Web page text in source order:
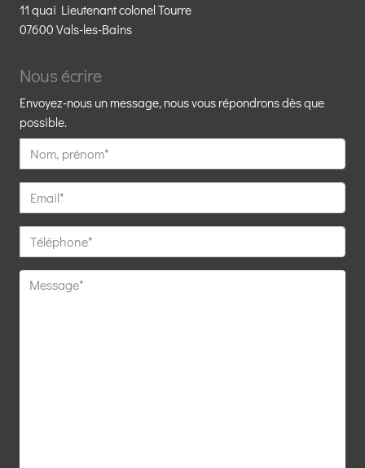
11 quai Lieutenant colonel Tourre
07600 Vals-les-Bains
Nous écrire
Envoyez-nous un message, nous vous répondrons dès que
possible.